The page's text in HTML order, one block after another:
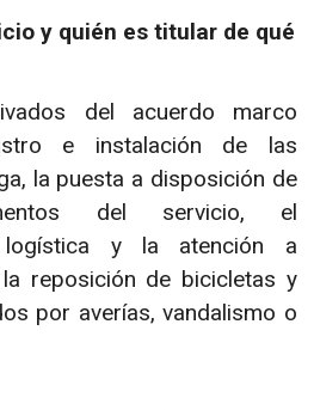
y quién es titular de qué
del acuerdo marco
e instalación de las
la puesta a disposición de
del servicio, el
logística y la atención a
reposición de bicicletas y
por averías, vandalismo o